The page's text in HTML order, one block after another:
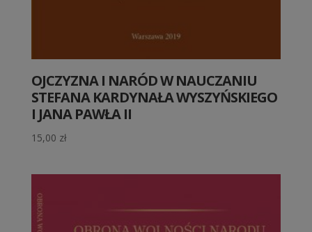
OJCZYZNA I NARÓD W NAUCZANIU
STEFANA KARDYNAŁA WYSZYŃSKIEGO
I JANA PAWŁA II
15,00 zł